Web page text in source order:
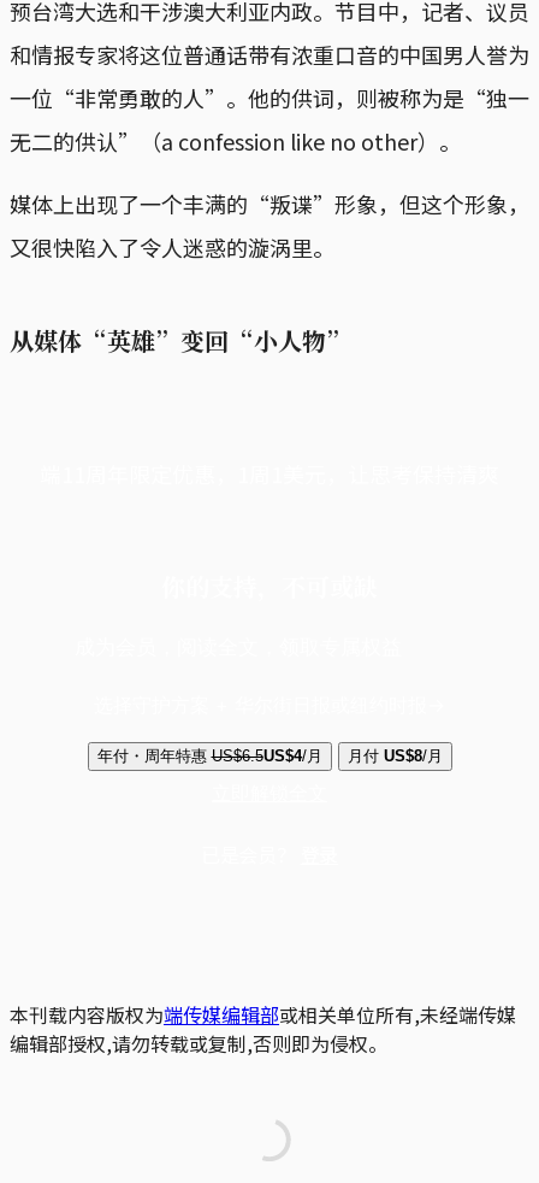
预台湾大选和干涉澳大利亚内政。节目中，记者、议员
和情报专家将这位普通话带有浓重口音的中国男人誉为
一位“非常勇敢的人”。他的供词，则被称为是“独一
无二的供认”（a confession like no other）。
媒体上出现了一个丰满的“叛谍”形象，但这个形象，
又很快陷入了令人迷惑的漩涡里。
从媒体“英雄”变回“小人物”
年付・周年特惠 US$6.5US$4/月 月付 US$8/月
本刊载内容版权为端传媒编辑部或相关单位所有,未经端传媒
编辑部授权,请勿转载或复制,否则即为侵权。